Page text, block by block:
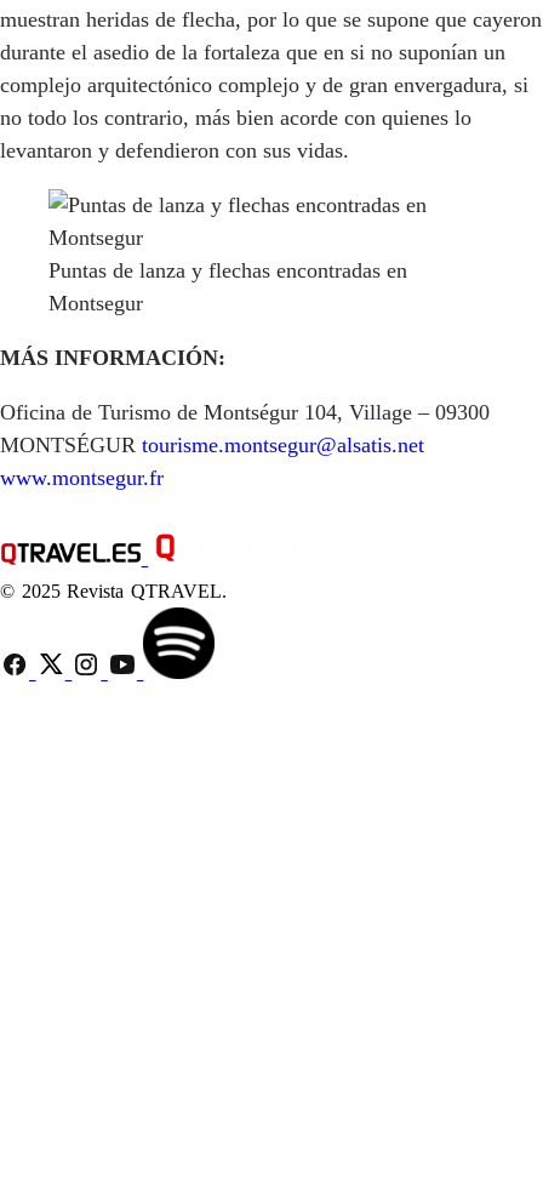
muestran heridas de flecha, por lo que se supone que cayeron
durante el asedio de la fortaleza que en si no suponían un
complejo arquitectónico complejo y de gran envergadura, si
no todo los contrario, más bien acorde con quienes lo
levantaron y defendieron con sus vidas.
Puntas de lanza y flechas encontradas en
Montsegur
MÁS INFORMACIÓN:
Oficina de Turismo de Montségur 104, Village – 09300
MONTSÉGUR tourisme.montsegur@alsatis.net
www.montsegur.fr
© 2025 Revista QTRAVEL.